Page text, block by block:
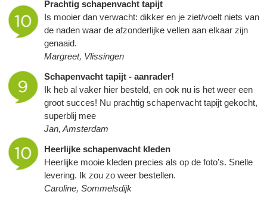
Prachtig schapenvacht tapijt
Is mooier dan verwacht: dikker en je ziet/voelt niets van
de naden waar de afzonderlijke vellen aan elkaar zijn
genaaid.
Margreet, Vlissingen
Schapenvacht tapijt - aanrader!
Ik heb al vaker hier besteld, en ook nu is het weer een
groot succes! Nu prachtig schapenvacht tapijt gekocht,
superblij mee
Jan, Amsterdam
Heerlijke schapenvacht kleden
Heerlijke mooie kleden precies als op de foto’s. Snelle
levering. Ik zou zo weer bestellen.
Caroline, Sommelsdijk